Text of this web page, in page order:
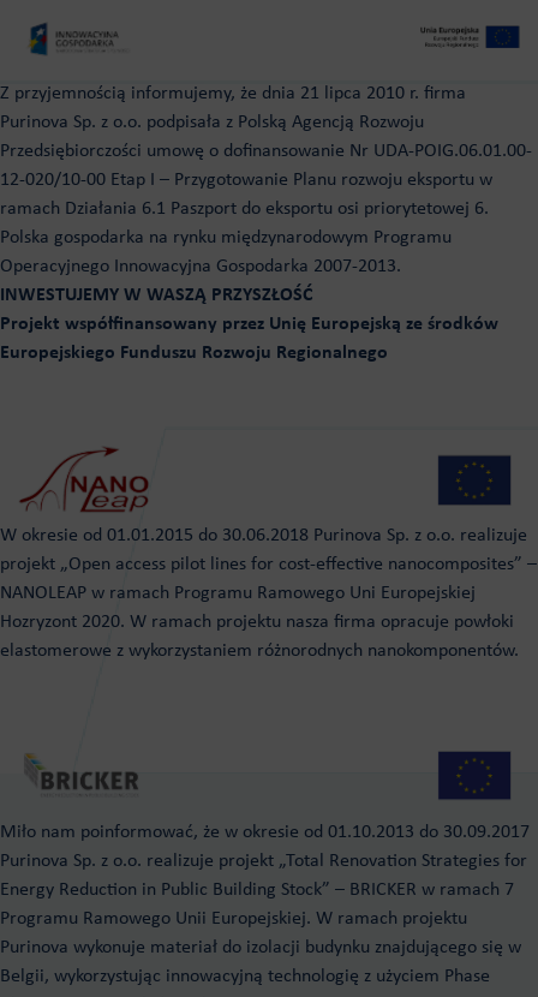
Z przyjemnością informujemy, że dnia 21 lipca 2010 r. firma
Purinova Sp. z o.o. podpisała z Polską Agencją Rozwoju
Przedsiębiorczości umowę o dofinansowanie Nr UDA-POIG.06.01.00-
12-020/10-00 Etap I – Przygotowanie Planu rozwoju eksportu w
ramach Działania 6.1 Paszport do eksportu osi priorytetowej 6.
Polska gospodarka na rynku międzynarodowym Programu
Operacyjnego Innowacyjna Gospodarka 2007-2013.
INWESTUJEMY W WASZĄ PRZYSZŁOŚĆ
Projekt współfinansowany przez Unię Europejską ze środków
Europejskiego Funduszu Rozwoju Regionalnego
W okresie od 01.01.2015 do 30.06.2018 Purinova Sp. z o.o. realizuje
projekt „Open access pilot lines for cost-effective nanocomposites” –
NANOLEAP w ramach Programu Ramowego Uni Europejskiej
Hozryzont 2020. W ramach projektu nasza firma opracuje powłoki
elastomerowe z wykorzystaniem różnorodnych nanokomponentów.
Miło nam poinformować, że w okresie od 01.10.2013 do 30.09.2017
Purinova Sp. z o.o. realizuje projekt „Total Renovation Strategies for
Energy Reduction in Public Building Stock” – BRICKER w ramach 7
Programu Ramowego Unii Europejskiej. W ramach projektu
Purinova wykonuje materiał do izolacji budynku znajdującego się w
Belgii, wykorzystując innowacyjną technologię z użyciem Phase